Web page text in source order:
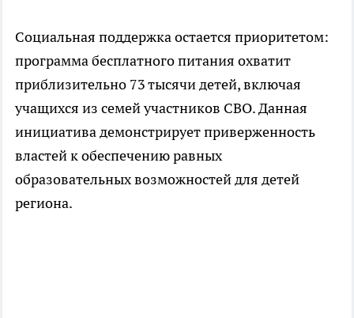
Социальная поддержка остается приоритетом:
программа бесплатного питания охватит
приблизительно 73 тысячи детей, включая
учащихся из семей участников СВО. Данная
инициатива демонстрирует приверженность
властей к обеспечению равных
образовательных возможностей для детей
региона.